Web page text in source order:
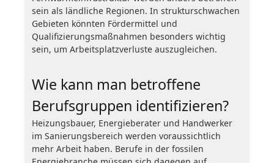
sein als ländliche Regionen. In strukturschwachen
Gebieten könnten Fördermittel und
Qualifizierungsmaßnahmen besonders wichtig
sein, um Arbeitsplatzverluste auszugleichen.
Wie kann man betroffene
Berufsgruppen identifizieren?
Heizungsbauer, Energieberater und Handwerker
im Sanierungsbereich werden voraussichtlich
mehr Arbeit haben. Berufe in der fossilen